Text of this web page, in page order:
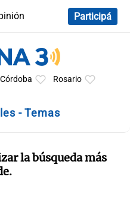
Participá
Córdoba Rosario
- Temas
la búsqueda más